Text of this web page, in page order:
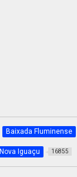
Baixada Fluminense
Nova Iguaçu 16855